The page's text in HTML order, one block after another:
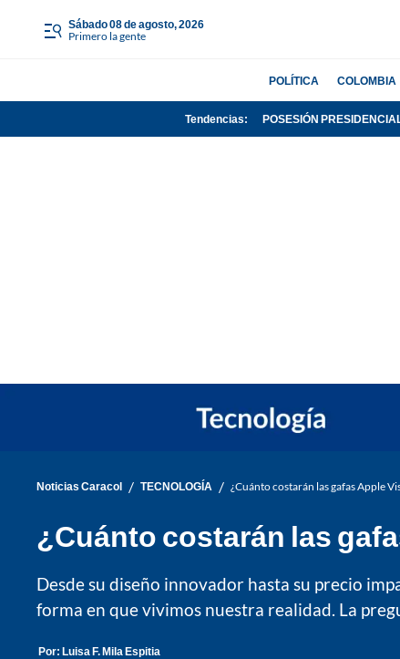
sábado 08 de agosto, 2026
Primero la gente
POLÍTICA COLOMBIA
Tendencias: POSESIÓN
Noticias Caracol / TECNOLOGÍA / ¿Cuánto costarán las gafas Apple
¿Cuánto costarán las
Desde su diseño innovador hasta su precio
forma en que vivimos nuestra realidad. La
Por: Luisa F. Mila Espitia